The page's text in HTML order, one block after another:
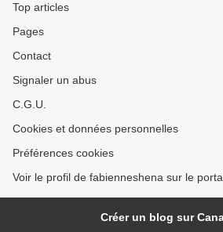
Top articles
Pages
Contact
Signaler un abus
C.G.U.
Cookies et données personnelles
Préférences cookies
Voir le profil de fabienneshena sur le
Créer un blog sur